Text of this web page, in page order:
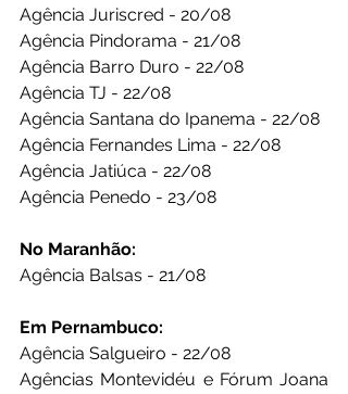
Agência Juriscred - 20/08
Agência Pindorama - 21/08
Agência Barro Duro - 22/08
Agência TJ - 22/08
Agência Santana do Ipanema - 22/08
Agência Fernandes Lima - 22/08
Agência Jatiúca - 22/08
Agência Penedo - 23/08
No Maranhão:
Agência Balsas - 21/08
Em Pernambuco:
Agência Salgueiro - 22/08
Agências Montevidéu e Fórum Joana